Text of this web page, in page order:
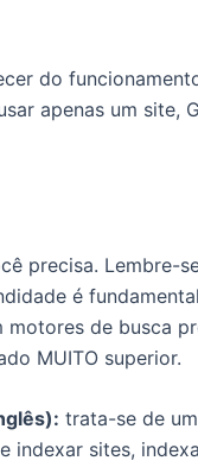
do
apenas um site,
precisa. Lembre-
é
motores de busca
MUITO superior.
trata-se de
indexar sites,